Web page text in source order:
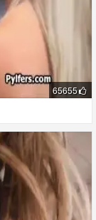
65655